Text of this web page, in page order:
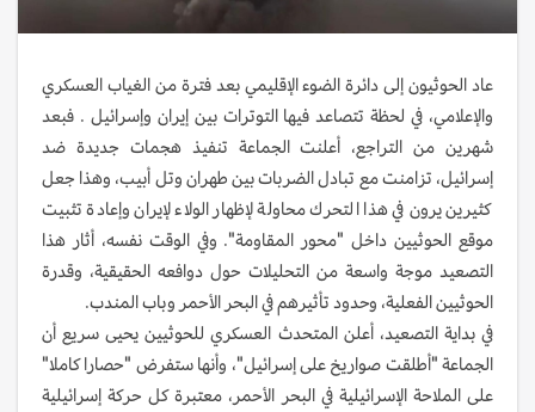
عاد الحوثيون إلى دائرة الضوء الإقليمي بعد فترة من الغياب العسكري
والإعلامي، في لحظة تتصاعد فيها التوترات بين إيران وإسرائيل . فبعد
شهرين من التراجع، أعلنت الجماعة تنفيذ هجمات جديدة ضد
إسرائيل، تزامنت مع تبادل الضربات بين طهران وتل أبيب، وهذا جعل
كثيرين يرون في هذا التحرك محاولة لإظهار الولاء لإيران وإعادة تثبيت
موقع الحوثيين داخل "محور المقاومة". وفي الوقت نفسه، أثار هذا
التصعيد موجة واسعة من التحليلات حول دوافعه الحقيقية، وقدرة
الحوثيين الفعلية، وحدود تأثيرهم في البحر الأحمر وباب المندب.
في بداية التصعيد، أعلن المتحدث العسكري للحوثيين يحيى سريع أن
الجماعة "أطلقت صواريخ على إسرائيل"، وأنها ستفرض "حصارا كاملا"
على الملاحة الإسرائيلية في البحر الأحمر، معتبرة كل حركة إسرائيلية